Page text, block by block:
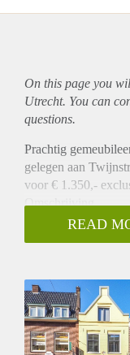
On this page you
Utrecht. You can
questions.
Prachtig
gelegen aan
voor € 1.350,-
Omschrijving
Dit prachtige
de achterzijde van
je op de 2e
slaapkamer en
douche, wastafel en
Ligging
READ